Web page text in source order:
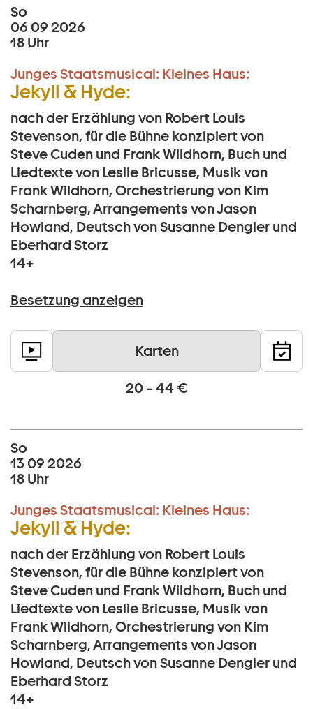
So
06 09 2026
18 Uhr
Junges Staatsmusical: Kleines Haus:
Jekyll & Hyde:
nach der Erzählung von Robert Louis
Stevenson, für die Bühne konzipiert von
Steve Cuden und Frank Wildhorn, Buch und
Liedtexte von Leslie Bricusse, Musik von
Frank Wildhorn, Orchestrierung von Kim
Scharnberg, Arrangements von Jason
Howland, Deutsch von Susanne Dengler und
Eberhard Storz
14+
Besetzung anzeigen
Karten
20 – 44 €
So
13 09 2026
18 Uhr
Junges Staatsmusical: Kleines Haus:
Jekyll & Hyde:
nach der Erzählung von Robert Louis
Stevenson, für die Bühne konzipiert von
Steve Cuden und Frank Wildhorn, Buch und
Liedtexte von Leslie Bricusse, Musik von
Frank Wildhorn, Orchestrierung von Kim
Scharnberg, Arrangements von Jason
Howland, Deutsch von Susanne Dengler und
Eberhard Storz
14+